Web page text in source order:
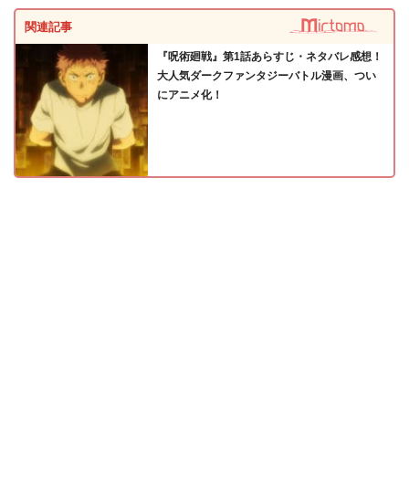
関連記事
『呪術廻戦』第1話あらすじ・ネタバレ感想！
大人気ダークファンタジーバトル漫画、つい
にアニメ化！